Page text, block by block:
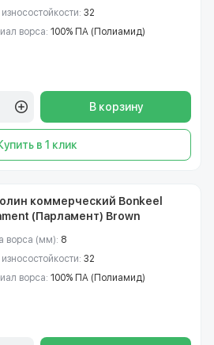
32
ворса: 100% ПА (Полиамид)
В корзину
в 1 клик
коммерческий Bonkeel
(Парламент) Brown
ворса (мм): 8
32
ворса: 100% ПА (Полиамид)